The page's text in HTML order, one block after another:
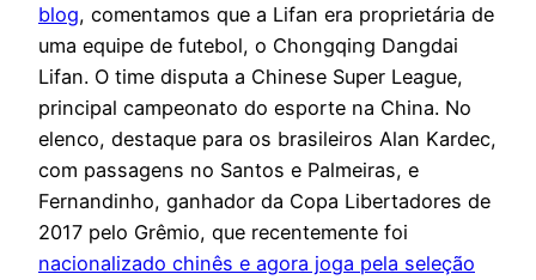
blog, comentamos que a Lifan era proprietária de
uma equipe de futebol, o Chongqing Dangdai
Lifan. O time disputa a Chinese Super League,
principal campeonato do esporte na China. No
elenco, destaque para os brasileiros Alan Kardec,
com passagens no Santos e Palmeiras, e
Fernandinho, ganhador da Copa Libertadores de
2017 pelo Grêmio, que recentemente foi
nacionalizado chinês e agora joga pela seleção